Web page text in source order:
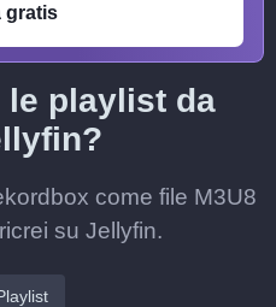
gratis
le playlist da
come file M3U8
su Jellyfin.